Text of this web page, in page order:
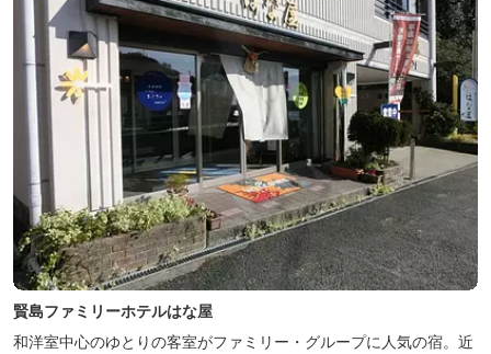
賢島ファミリーホテルはな屋
和洋室中心のゆとりの客室がファミリー・グループに人気の宿。近